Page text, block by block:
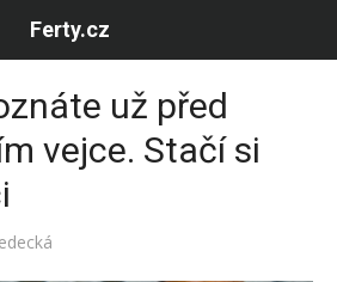
Ferty.cz
už před
vejce. Stačí si